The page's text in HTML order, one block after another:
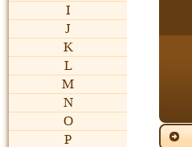
I
J
K
L
M
N
O
P